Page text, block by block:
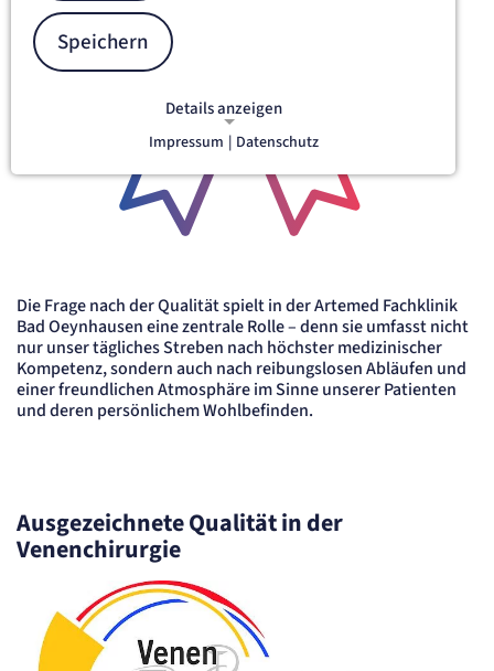
Die Frage nach der Qualität spielt in der Artemed Fachklinik
Bad Oeynhausen eine zentrale Rolle – denn sie umfasst nicht
nur unser tägliches Streben nach höchster medizinischer
Kompetenz, sondern auch nach reibungslosen Abläufen und
einer freundlichen Atmosphäre im Sinne unserer Patienten
und deren persönlichem Wohlbefinden.
Ausgezeichnete Qualität in der
Venenchirurgie
Speichern
Details anzeigen
NOTWENDIGE COOKIES
Notwendige Cookies ermöglichen
grundlegende Funktionen und sind für
die einwandfreie Funktion der Website
Content-Management-System-
Cookie
Name:
fe_typo_user
Anbieter:
Sitzungs-Cookie
PHPSESSID
Anbieter:
Artemed SE
Impressum | Datenschutz